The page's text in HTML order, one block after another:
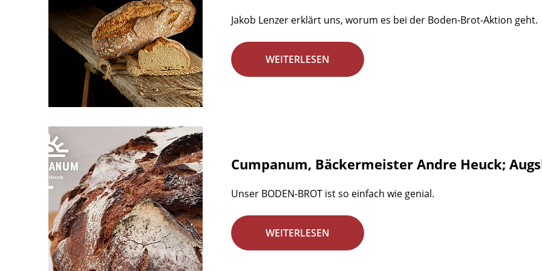
Jakob Lenzer erklärt uns, worum es bei der Boden-Brot-Aktion geht.
WEITERLESEN
Cumpanum, Bäckermeister Andre Heuck;
Unser BODEN-BROT ist so einfach wie genial.
WEITERLESEN